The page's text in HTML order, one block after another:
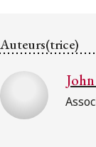
Auteurs(trice)